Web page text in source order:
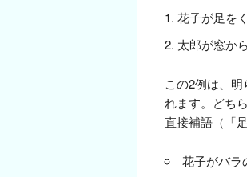
花子が足を
太郎が窓か
この2例は、
れます。どち
直接補語（「
花子がバ